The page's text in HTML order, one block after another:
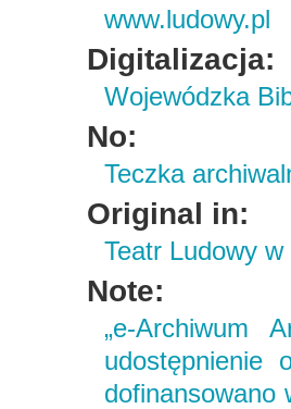
www.ludowy.pl
Digitalizacja:
Wojewódzka
No:
Teczka
Original in:
Teatr Ludowy
Note:
„e-Archiwum
udostępnienie
dofinansowano